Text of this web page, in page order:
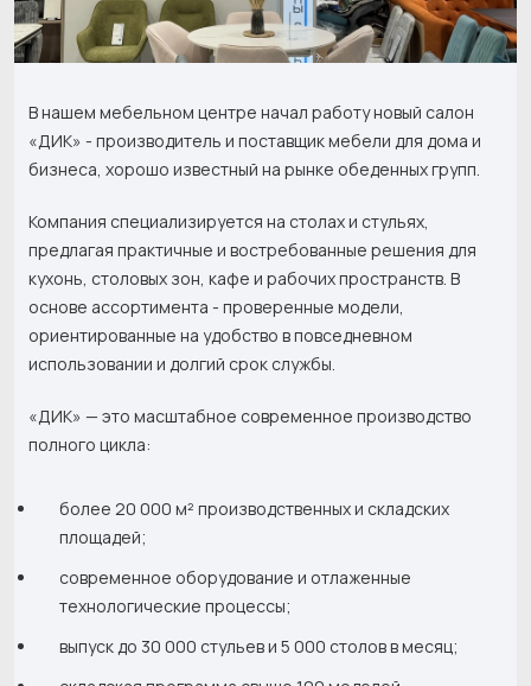
В нашем мебельном центре начал работу новый салон
«ДИК» - производитель и поставщик мебели для дома и
бизнеса, хорошо известный на рынке обеденных групп.
Компания специализируется на столах и стульях,
предлагая практичные и востребованные решения для
кухонь, столовых зон, кафе и рабочих пространств. В
основе ассортимента - проверенные модели,
ориентированные на удобство в повседневном
использовании и долгий срок службы.
«ДИК» — это масштабное современное производство
полного цикла:
более 20 000 м² производственных и складских
площадей;
современное оборудование и отлаженные
технологические процессы;
выпуск до 30 000 стульев и 5 000 столов в месяц;